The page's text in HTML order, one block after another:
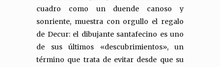
cuadro como un duende canoso y
sonriente, muestra con orgullo el regalo
de Decur: el dibujante santafecino es uno
de sus últimos «descubrimientos», un
término que trata de evitar desde que su